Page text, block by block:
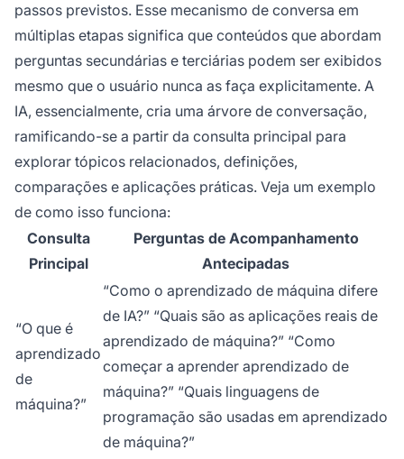
passos previstos. Esse mecanismo de conversa em
múltiplas etapas significa que conteúdos que abordam
perguntas secundárias e terciárias podem ser exibidos
mesmo que o usuário nunca as faça explicitamente. A
IA, essencialmente, cria uma árvore de conversação,
ramificando-se a partir da consulta principal para
explorar tópicos relacionados, definições,
comparações e aplicações práticas. Veja um exemplo
de como isso funciona:
Consulta
Principal
Perguntas de Acompanhamento
Antecipadas
“O que é
aprendizado
de
máquina?”
“Como o aprendizado de máquina difere
de IA?” “Quais são as aplicações reais de
aprendizado de máquina?” “Como
começar a aprender aprendizado de
máquina?” “Quais linguagens de
programação são usadas em aprendizado
de máquina?”